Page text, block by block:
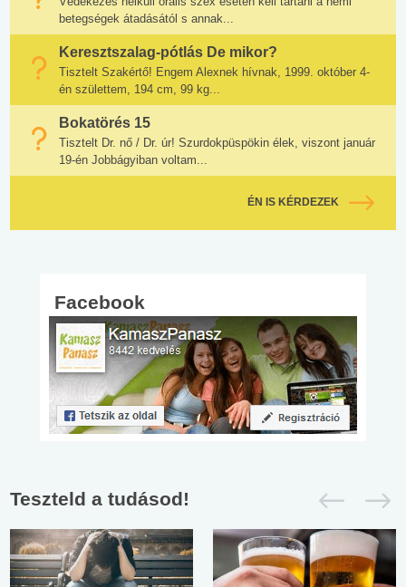
betegségek átadásától s annak...
Keresztszalag-pótlás De mikor?
Tisztelt Szakértő! Engem Alexnek hívnak, 1999. október 4-
én születtem, 194 cm, 99 kg...
Bokatörés 15
Tisztelt Dr. nő / Dr. úr! Szurdokpüspökin élek, viszont január
19-én Jobbágyiban voltam...
ÉN IS KÉRDEZEK
Facebook
Teszteld a tudásod!